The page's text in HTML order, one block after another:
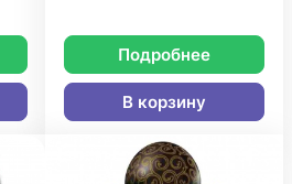
Подробнее
В корзину